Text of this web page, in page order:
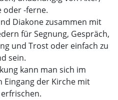
oder -ferne.
Diakone zusammen mit
für Segnung, Gespräch,
und Trost oder einfach zu
sein.
kann man sich im
Eingang der Kirche mit